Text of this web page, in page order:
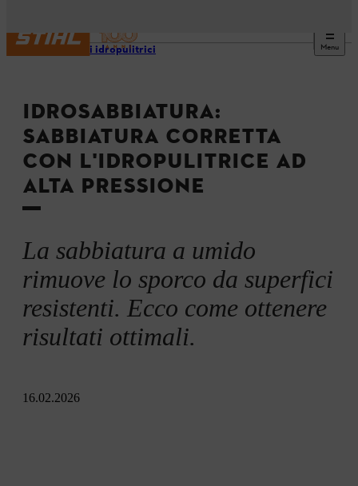
Menu
Consigli idropulitrici
IDROSABBIATURA:
SABBIATURA CORRETTA
CON L'IDROPULITRICE AD
ALTA PRESSIONE
La sabbiatura a umido
rimuove lo sporco da superfici
resistenti. Ecco come ottenere
risultati ottimali.
16.02.2026